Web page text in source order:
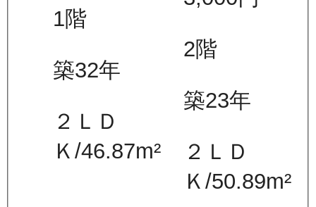
1階
築32年
２ＬＤ
Ｋ/46.87m²
2階
築23年
２ＬＤ
Ｋ /50.89m²